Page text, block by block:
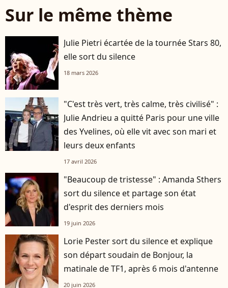
Sur le même thème
Julie Pietri écartée de la tournée Stars 80,
elle sort du silence
18 mars 2026
"C'est très vert, très calme, très civilisé" :
Julie Andrieu a quitté Paris pour une ville
des Yvelines, où elle vit avec son mari et
leurs deux enfants
17 avril 2026
"Beaucoup de tristesse" : Amanda Sthers
sort du silence et partage son état
d'esprit des derniers mois
19 juin 2026
Lorie Pester sort du silence et explique
son départ soudain de Bonjour, la
matinale de TF1, après 6 mois d'antenne
20 juin 2026